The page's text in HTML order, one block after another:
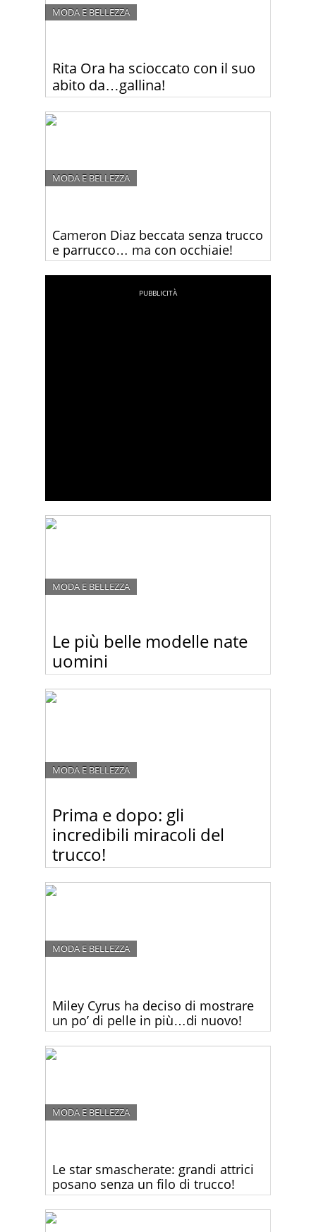
Rita Ora ha scioccato con il suo
abito da…gallina!
MODA E BELLEZZA
di Robert Kardashian, spesso colpisce con il suo
look un po’ particolare. Ma questa volta ha
Cameron Diaz beccata senza trucco
e parrucco… ma con occhiaie!
MODA E BELLEZZA
Le più belle modelle nate
uomini
MODA E BELLEZZA
sono gli ex uomini?
Prima e dopo: gli
incredibili miracoli del
trucco!
MODA E BELLEZZA
miracoli sui visi delle donne e le trasforma in star –
con il trucco! Guardate la gallery delle sue
Miley Cyrus ha deciso di mostrare
un po’ di pelle in più…di nuovo!
MODA E BELLEZZA
fisico in forma, visto che ultimamente spesso la
vediamo mostrare un po’ di pelle in più.
Le star smascherate: grandi attrici
posano senza un filo di trucco!
MODA E BELLEZZA
posare per la rivista W Magazine senza un filo di
trucco e senza il Photoshop.